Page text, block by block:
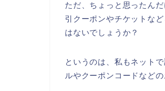
ただ、ちょっと思ったん
引クーポンやチケットな
はないでしょうか？
というのは、私もネット
ルやクーポンコードなど